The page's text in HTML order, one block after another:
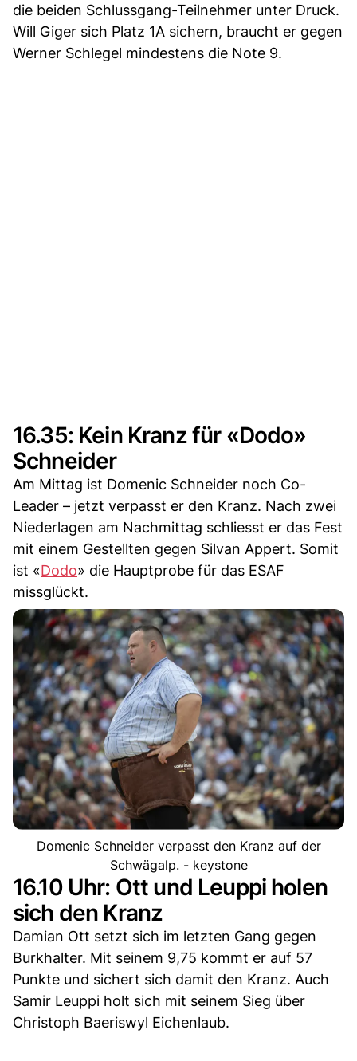
die beiden Schlussgang-Teilnehmer unter Druck.
Will Giger sich Platz 1A sichern, braucht er gegen
Werner Schlegel mindestens die Note 9.
16.35: Kein Kranz für «Dodo»
Schneider
Am Mittag ist Domenic Schneider noch Co-
Leader – jetzt verpasst er den Kranz. Nach zwei
Niederlagen am Nachmittag schliesst er das Fest
mit einem Gestellten gegen Silvan Appert. Somit
ist «Dodo» die Hauptprobe für das ESAF
missglückt.
Domenic Schneider verpasst den Kranz auf der
Schwägalp. - keystone
16.10 Uhr: Ott und Leuppi holen
sich den Kranz
Damian Ott setzt sich im letzten Gang gegen
Burkhalter. Mit seinem 9,75 kommt er auf 57
Punkte und sichert sich damit den Kranz. Auch
Samir Leuppi holt sich mit seinem Sieg über
Christoph Baeriswyl Eichenlaub.